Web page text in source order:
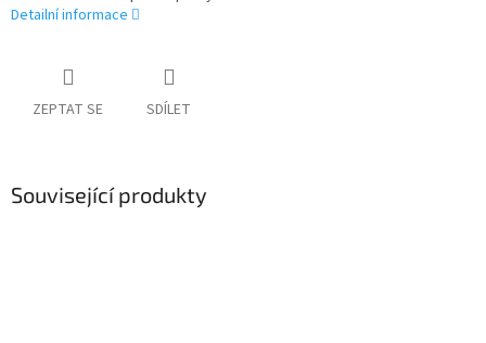
Detailní informace
ZEPTAT SE SDÍLET
Související produkty